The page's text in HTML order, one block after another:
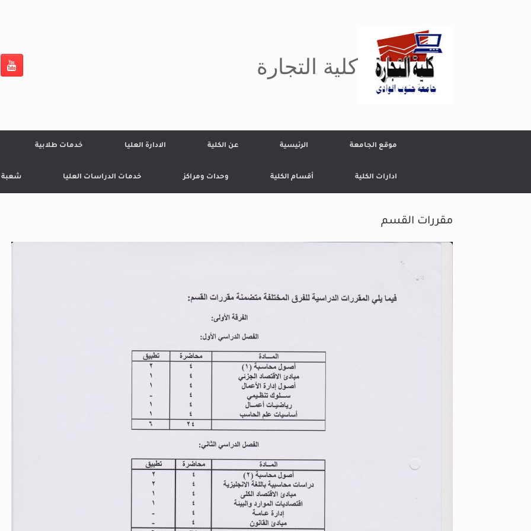
كلية التجارة
موقع الجامعة الرئيسية عن الكلية الادارة العليا خدمات طلابية
ادارات الكلية أقسام الكلية وحدات ومراكز خدمات الدراسات العليا شعبة
مقررات القسم